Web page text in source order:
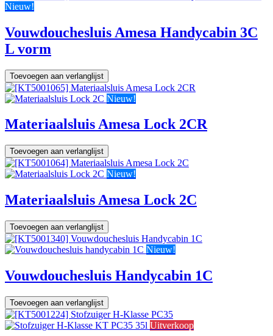
Nieuw!
Vouwdouchesluis Amesa Handycabin 3C
L vorm
Toevoegen aan verlanglijst
Nieuw!
Materiaalsluis Amesa Lock 2CR
Toevoegen aan verlanglijst
Nieuw!
Materiaalsluis Amesa Lock 2C
Toevoegen aan verlanglijst
Nieuw!
Vouwdouchesluis Handycabin 1C
Toevoegen aan verlanglijst
Uitverkoop